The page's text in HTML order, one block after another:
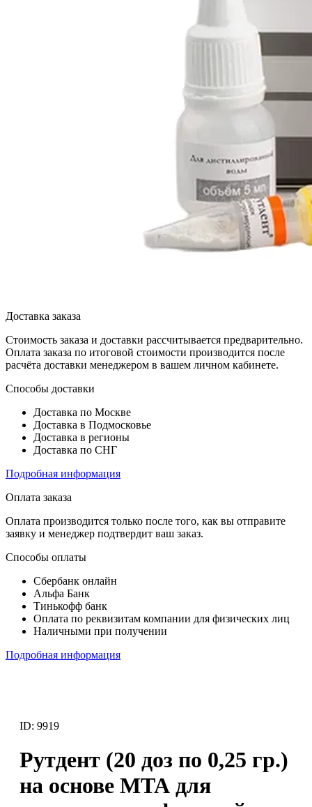
Доставка заказа
Стоимость заказа и доставки рассчитывается предварительно.
Оплата заказа по итоговой стоимости производится после
расчёта доставки менеджером в вашем личном кабинете.
Способы доставки
Доставка по Москве
Доставка в Подмосковье
Доставка в регионы
Доставка по СНГ
Подробная информация
Оплата заказа
Оплата производится только после того, как вы отправите
заявку и менеджер подтвердит ваш заказ.
Способы оплаты
Сбербанк онлайн
Альфа Банк
Тинькофф банк
Оплата по реквизитам компании для физических лиц
Наличными при получении
Подробная информация
ID: 9919
Рутдент (20 доз по 0,25 гр.)
на основе МТА для